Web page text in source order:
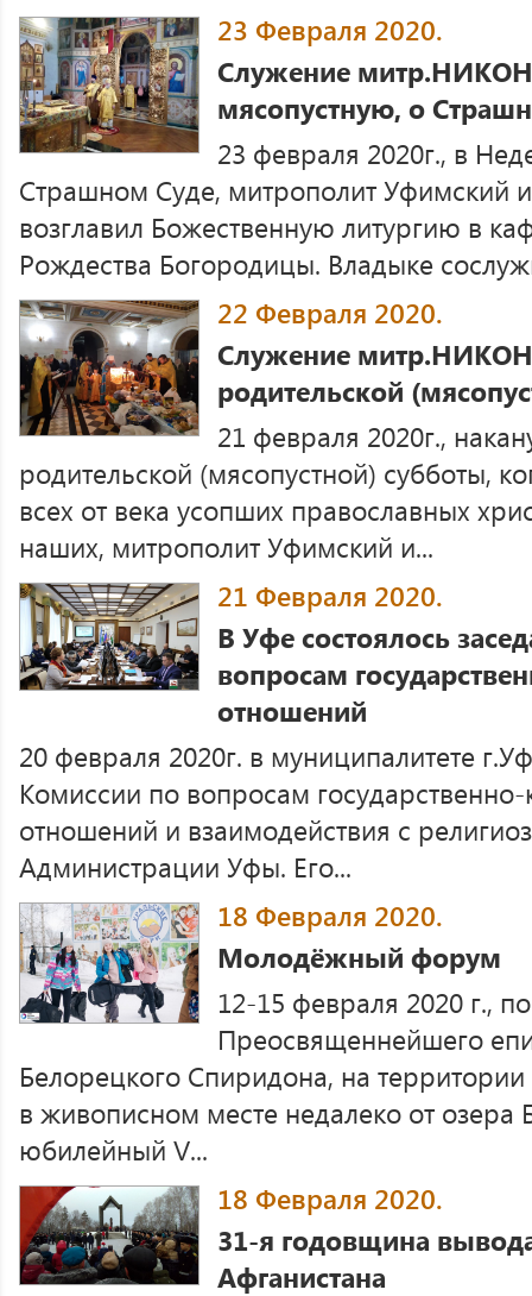
23 Февраля 2020.
Служение
мясопустную, о
23 февраля 2020г., в
Страшном Суде, митрополит Уфимский
возглавил Божественную литургию в
Рождества Богородицы. Владыке
22 Февраля 2020.
Служение
родительской
21 февраля 2020г.,
родительской (мясопустной) субботы,
всех от века усопших православных
наших, митрополит Уфимский и...
21 Февраля 2020.
В Уфе состоялось
вопросам
отношений
20 февраля 2020г. в муниципалитете
Комиссии по вопросам
отношений и взаимодействия с
Администрации Уфы. Его...
18 Февраля 2020.
Молодёжный форум
12-15 февраля 2020 г.,
Преосвященнейшего
Белорецкого Спиридона, на
в живописном месте недалеко от
юбилейный V...
18 Февраля 2020.
31-я годовщина
Афганистана